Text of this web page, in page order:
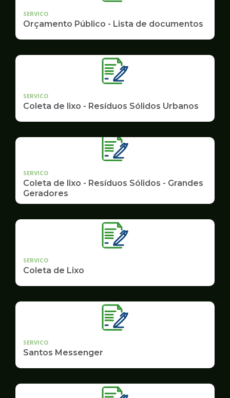
SERVICO
Orçamento Público - Lista de documentos
SERVICO
Coleta de lixo - Resíduos Sólidos Urbanos
SERVICO
Coleta de lixo - Resíduos Sólidos - Grandes
Geradores
SERVICO
Coleta de Lixo
SERVICO
Santos Messenger